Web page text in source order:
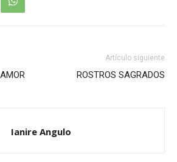
Artículo siguiente
ROSTROS SAGRADOS
Ianire Angulo